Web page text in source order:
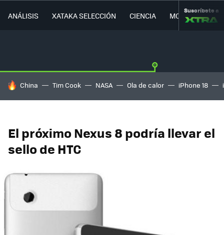
ANÁLISIS XATAKA SELECCIÓN CIENCIA MOVILIDAD
Suscríbete a
HOY SE HABLA DE
China Tim Cook NASA Ola de calor iPhone 18
El próximo Nexus 8 podría llevar el
sello de HTC